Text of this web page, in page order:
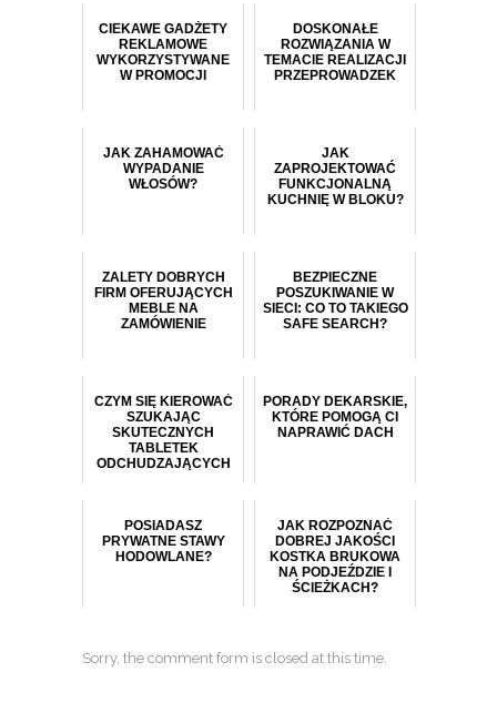
CIEKAWE GADŻETY
REKLAMOWE
WYKORZYSTYWANE
W PROMOCJI
DOSKONAŁE
ROZWIĄZANIA W
TEMACIE REALIZACJI
PRZEPROWADZEK
JAK ZAHAMOWAĆ
WYPADANIE
WŁOSÓW?
JAK
ZAPROJEKTOWAĆ
FUNKCJONALNĄ
KUCHNIĘ W BLOKU?
ZALETY DOBRYCH
FIRM OFERUJĄCYCH
MEBLE NA
ZAMÓWIENIE
BEZPIECZNE
POSZUKIWANIE W
SIECI: CO TO TAKIEGO
SAFE SEARCH?
CZYM SIĘ KIEROWAĆ
SZUKAJĄC
SKUTECZNYCH
TABLETEK
ODCHUDZAJĄCYCH
PORADY DEKARSKIE,
KTÓRE POMOGĄ CI
NAPRAWIĆ DACH
POSIADASZ
PRYWATNE STAWY
HODOWLANE?
JAK ROZPOZNAĆ
DOBREJ JAKOŚCI
KOSTKA BRUKOWA
NA PODJEŹDZIE I
ŚCIEŻKACH?
Sorry, the comment form is closed at this time.